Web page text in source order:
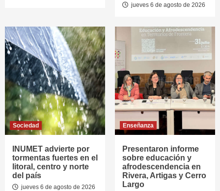
jueves 6 de agosto de 2026
Sociedad
INUMET advierte por
tormentas fuertes en el
litoral, centro y norte
del país
jueves 6 de agosto de 2026
Enseñanza
Presentaron informe
sobre educación y
afrodescendencia en
Rivera, Artigas y Cerro
Largo